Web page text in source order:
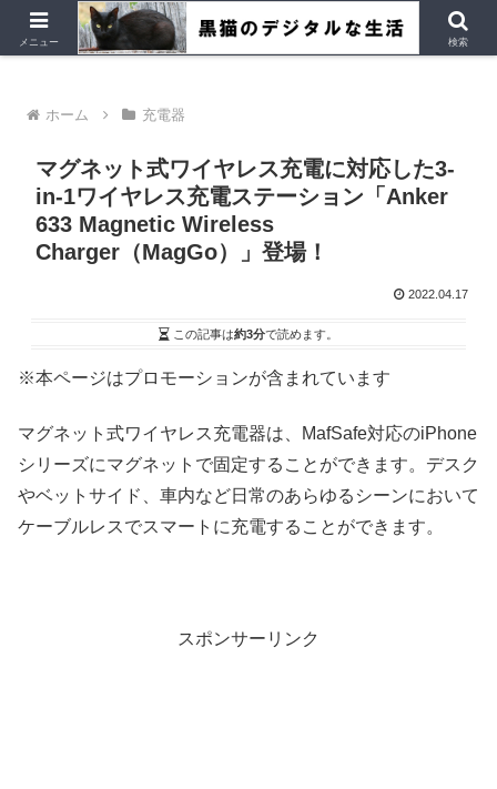
デジタルデバイス、Ubuntu など
ホーム 充電器
マグネット式ワイヤレス充電に対応した3-
in-1ワイヤレス充電ステーション「Anker
633 Magnetic Wireless
Charger（MagGo）」登場！
2022.04.17
この記事は約3分で読めます。
※本ページはプロモーションが含まれています
マグネット式ワイヤレス充電器は、MafSafe対応のiPhone
シリーズにマグネットで固定することができます。デスク
やベットサイド、車内など日常のあらゆるシーンにおいて
ケーブルレスでスマートに充電することができます。
スポンサーリンク
メニュー 検索